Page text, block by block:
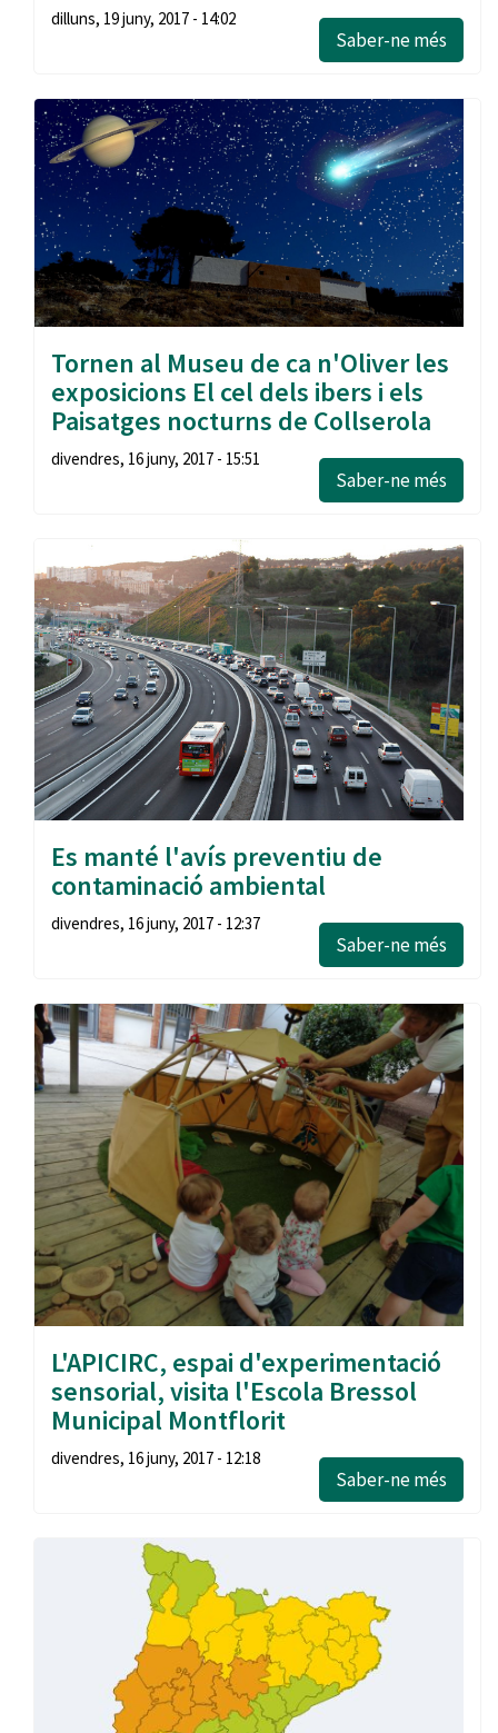
dilluns, 19 juny, 2017 - 14:02
Saber-ne més
Tornen al Museu de ca n'Oliver les
exposicions El cel dels ibers i els
Paisatges nocturns de Collserola
divendres, 16 juny, 2017 - 15:51
Saber-ne més
Es manté l'avís preventiu de
contaminació ambiental
divendres, 16 juny, 2017 - 12:37
Saber-ne més
L'APICIRC, espai d'experimentació
sensorial, visita l'Escola Bressol
Municipal Montflorit
divendres, 16 juny, 2017 - 12:18
Saber-ne més